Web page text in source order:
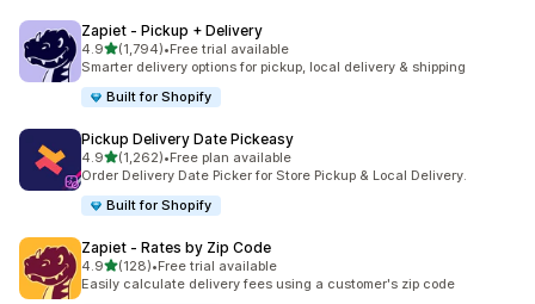
Zapiet ‑ Pickup + Delivery
4.95つ星中
(1,794)
合計レビュー数：1794件
•Free trial available
Smarter delivery options for pickup, local delivery & shipping
Built for Shopify
Pickup Delivery Date Pickeasy
4.95つ星中
(1,262)
合計レビュー数：1262件
•Free plan available
Order Delivery Date Picker for Store Pickup & Local Delivery.
Built for Shopify
Zapiet ‑ Rates by Zip Code
4.95つ星中
(128)
合計レビュー数：128件
•Free trial available
Easily calculate delivery fees using a customer's zip code